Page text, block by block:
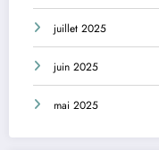
juillet 2025
juin 2025
mai 2025